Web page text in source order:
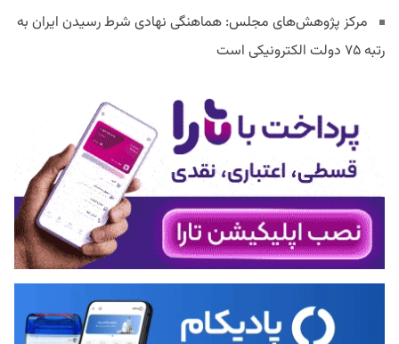
مرکز پژوهش‌های مجلس: هماهنگی نهادی شرط رسیدن ایران به
رتبه ۷۵ دولت الکترونیکی است